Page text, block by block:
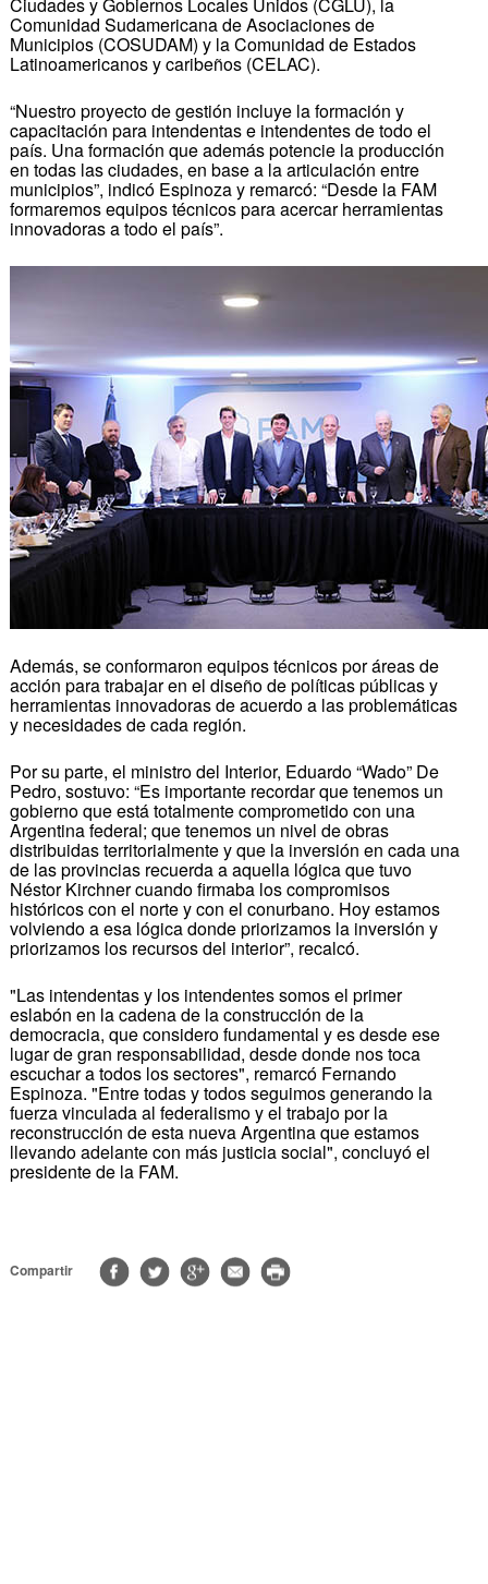
Comunidad Sudamericana de Asociaciones de
Municipios (COSUDAM) y la Comunidad de Estados
Latinoamericanos y caribeños (CELAC).
“Nuestro proyecto de gestión incluye la formación y
capacitación para intendentas e intendentes de todo el
país. Una formación que además potencie la producción
en todas las ciudades, en base a la articulación entre
municipios”, indicó Espinoza y remarcó: “Desde la FAM
formaremos equipos técnicos para acercar herramientas
innovadoras a todo el país”.
Además, se conformaron equipos técnicos por áreas de
acción para trabajar en el diseño de políticas públicas y
herramientas innovadoras de acuerdo a las problemáticas
y necesidades de cada región.
Por su parte, el ministro del Interior, Eduardo “Wado” De
Pedro, sostuvo: “Es importante recordar que tenemos un
gobierno que está totalmente comprometido con una
Argentina federal; que tenemos un nivel de obras
distribuidas territorialmente y que la inversión en cada una
de las provincias recuerda a aquella lógica que tuvo
Néstor Kirchner cuando firmaba los compromisos
históricos con el norte y con el conurbano. Hoy estamos
volviendo a esa lógica donde priorizamos la inversión y
priorizamos los recursos del interior”, recalcó.
"Las intendentas y los intendentes somos el primer
eslabón en la cadena de la construcción de la
democracia, que considero fundamental y es desde ese
lugar de gran responsabilidad, desde donde nos toca
escuchar a todos los sectores", remarcó Fernando
Espinoza. "Entre todas y todos seguimos generando la
fuerza vinculada al federalismo y el trabajo por la
reconstrucción de esta nueva Argentina que estamos
llevando adelante con más justicia social", concluyó el
presidente de la FAM.
Compartir